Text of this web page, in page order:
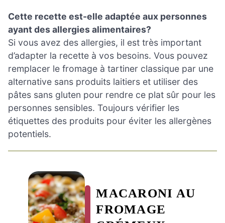
Cette recette est-elle adaptée aux personnes
ayant des allergies alimentaires?
Si vous avez des allergies, il est très important
d’adapter la recette à vos besoins. Vous pouvez
remplacer le fromage à tartiner classique par une
alternative sans produits laitiers et utiliser des
pâtes sans gluten pour rendre ce plat sûr pour les
personnes sensibles. Toujours vérifier les
étiquettes des produits pour éviter les allergènes
potentiels.
MACARONI AU
FROMAGE